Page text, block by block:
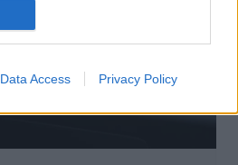
Data Access Privacy Policy